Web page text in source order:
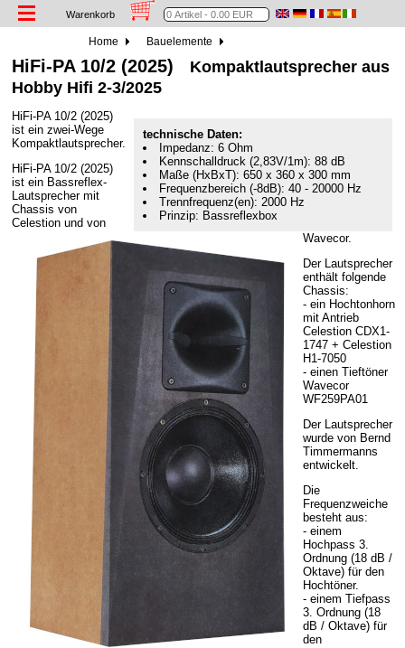
Warenkorb
Home Bauelemente
HiFi-PA 10/2 (2025) Kompaktlautsprecher aus
Hobby Hifi 2-3/2025
technische Daten:
Impedanz: 6 Ohm
Kennschalldruck (2,83V/1m): 88 dB
Maße (HxBxT): 650 x 360 x 300 mm
Frequenzbereich (-8dB): 40 - 20000 Hz
Trennfrequenz(en): 2000 Hz
Prinzip: Bassreflexbox
HiFi-PA 10/2 (2025)
ist ein zwei-Wege
Kompaktlautsprecher.
HiFi-PA 10/2 (2025)
ist ein Bassreflex-
Lautsprecher mit
Chassis von
Celestion und von
Wavecor.
Der Lautsprecher
enthält folgende
Chassis:
- ein Hochtonhorn
mit Antrieb
Celestion CDX1-
1747 + Celestion
H1-7050
- einen Tieftöner
Wavecor
WF259PA01
Der Lautsprecher
wurde von Bernd
Timmermanns
entwickelt.
Die
Frequenzweiche
besteht aus:
- einem
Hochpass 3.
Ordnung (18 dB /
Oktave) für den
Hochtöner.
- einem Tiefpass
3. Ordnung (18
dB / Oktave) für
den